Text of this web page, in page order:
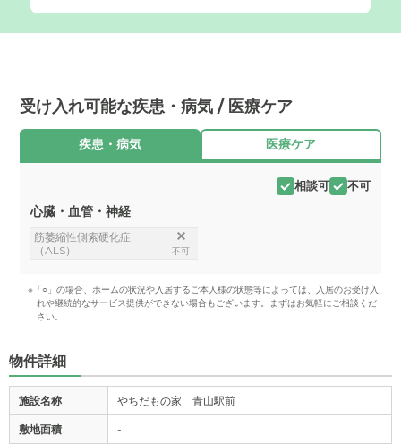
受け入れ可能な疾患・病気 / 医療ケア
疾患・病気 医療ケア
相談可 不可
心臓・血管・神経
筋萎縮性側索硬化症
（ALS）
不可
※「○」の場合、ホームの状況や入居するご本人様の状態等によっては、入居のお受け入
れや継続的なサービス提供ができない場合もございます。まずはお気軽にご相談くだ
さい。
物件詳細
施設名称 やちだもの家 青山駅前
敷地面積 -